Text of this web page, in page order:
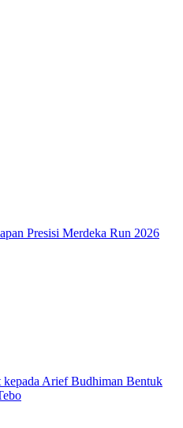
Presisi Merdeka Run 2026
Arief Budhiman Bentuk